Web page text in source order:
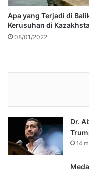
Apa yang Terjadi di
Kerusuhan di
08/01/2022
Dr.
14